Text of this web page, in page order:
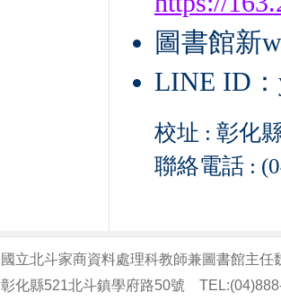
圖書館新
LINE ID：
校址 : 彰化
聯絡電話 :
國立北斗家商資料處理科教師兼圖書館主任
彰化縣521北斗鎮學府路50號